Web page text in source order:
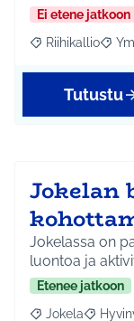
Ei etene jatkoon
Rajaa tulokset
Riihikallio
Tutustu
Jokelan
Jokelassa on
luontoa ja
Etenee jatkoon
Jokela